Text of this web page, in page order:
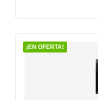
¡EN OFERTA!